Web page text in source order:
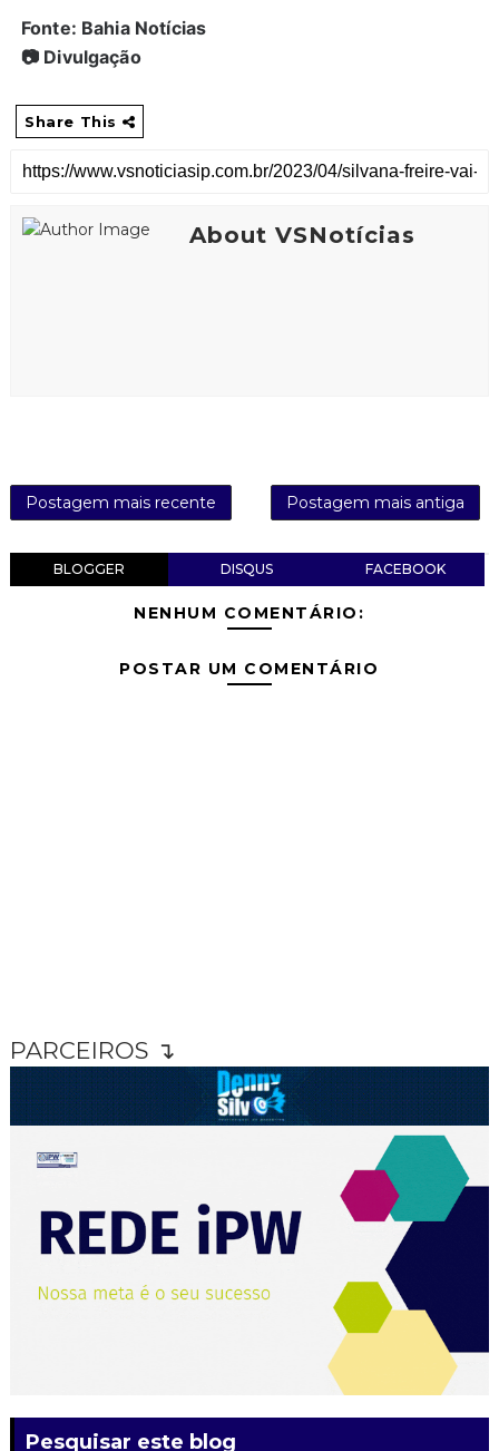
Fonte: Bahia Notícias
📷 Divulgação
Share This
About VSNotícias
Postagem mais recente Postagem mais antiga
BLOGGER DISQUS FACEBOOK
NENHUM COMENTÁRIO:
POSTAR UM COMENTÁRIO
PARCEIROS ↴
Pesquisar este blog